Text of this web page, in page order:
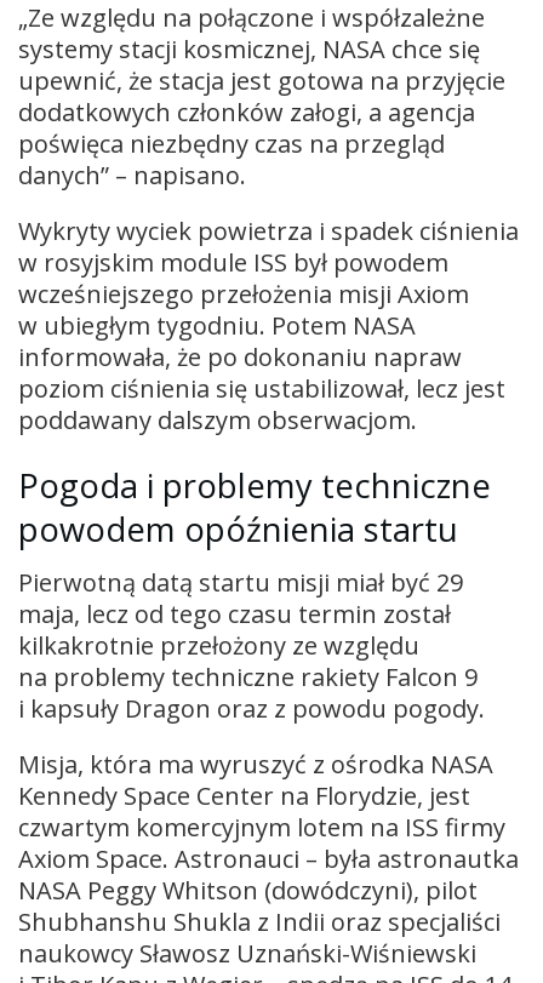
„Ze względu na połączone i współzależne
systemy stacji kosmicznej, NASA chce się
upewnić, że stacja jest gotowa na przyjęcie
dodatkowych członków załogi, a agencja
poświęca niezbędny czas na przegląd
danych” – napisano.
Wykryty wyciek powietrza i spadek ciśnienia
w rosyjskim module ISS był powodem
wcześniejszego przełożenia misji Axiom
w ubiegłym tygodniu. Potem NASA
informowała, że po dokonaniu napraw
poziom ciśnienia się ustabilizował, lecz jest
poddawany dalszym obserwacjom.
Pogoda i problemy techniczne
powodem opóźnienia startu
Pierwotną datą startu misji miał być 29
maja, lecz od tego czasu termin został
kilkakrotnie przełożony ze względu
na problemy techniczne rakiety Falcon 9
i kapsuły Dragon oraz z powodu pogody.
Misja, która ma wyruszyć z ośrodka NASA
Kennedy Space Center na Florydzie, jest
czwartym komercyjnym lotem na ISS firmy
Axiom Space. Astronauci – była astronautka
NASA Peggy Whitson (dowódczyni), pilot
Shubhanshu Shukla z Indii oraz specjaliści
naukowcy Sławosz Uznański-Wiśniewski